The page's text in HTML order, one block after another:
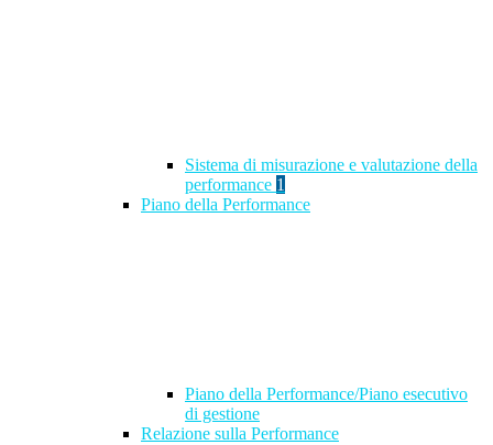
Sistema di misurazione e valutazione della
performance 1
Piano della Performance
Piano della Performance/Piano esecutivo
di gestione
Relazione sulla Performance